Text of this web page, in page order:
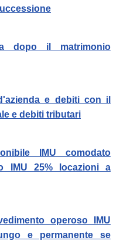
dopo il matrimonio
e debiti con il
e debiti tributari
IMU comodato
IMU 25% locazioni a
operoso IMU
e permanente se